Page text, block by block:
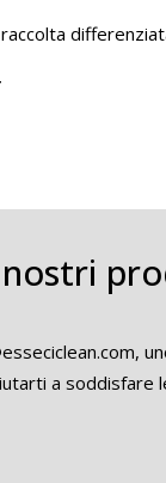
a soddisfare